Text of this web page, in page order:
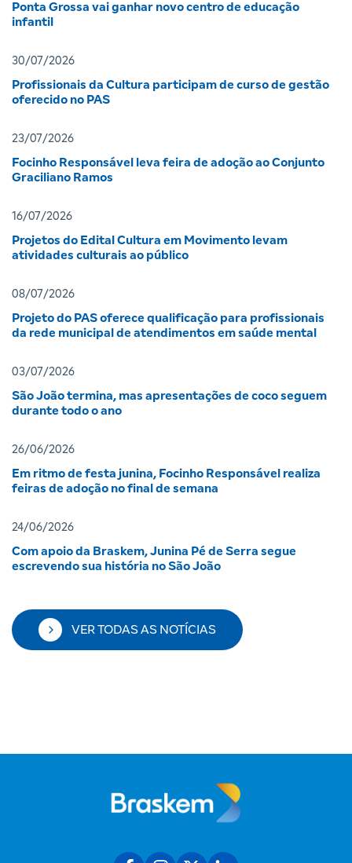
Ponta Grossa vai ganhar novo centro de educação
infantil
30/07/2026
Profissionais da Cultura participam de curso de gestão
oferecido no PAS
23/07/2026
Focinho Responsável leva feira de adoção ao Conjunto
Graciliano Ramos
16/07/2026
Projetos do Edital Cultura em Movimento levam
atividades culturais ao público
08/07/2026
Projeto do PAS oferece qualificação para profissionais
da rede municipal de atendimentos em saúde mental
03/07/2026
São João termina, mas apresentações de coco seguem
durante todo o ano
26/06/2026
Em ritmo de festa junina, Focinho Responsável realiza
feiras de adoção no final de semana
24/06/2026
Com apoio da Braskem, Junina Pé de Serra segue
escrevendo sua história no São João
VER TODAS AS NOTÍCIAS